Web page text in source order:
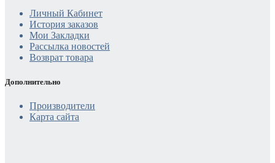
Личный Кабинет
История заказов
Мои Закладки
Рассылка новостей
Возврат товара
Дополнительно
Производители
Карта сайта